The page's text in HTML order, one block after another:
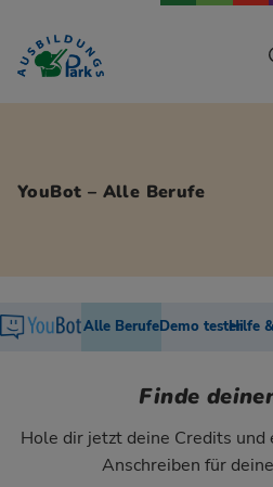
Zur Navigation springen
Zu den Hauptinhalten springen
YouBot – Alle Berufe
Unterseiten Menü
Alle BerufeDemo testenHilfe
Finde
Hole dir jetzt deine Credits und
Anschreiben für